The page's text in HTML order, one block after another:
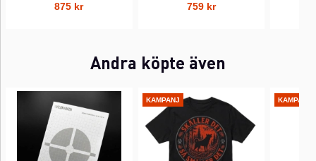
875 kr 759 kr
Andra köpte även
KAMPANJ KAMPANJ